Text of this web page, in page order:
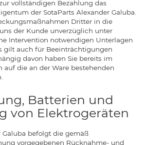
vollständigen Bezahlung das
der SotaParts Alexander Galuba.
Dritter in die
der Kunde unverzüglich unter
Intervention notwendigen Unterlagen
gilt auch für Beeinträchtigungen
davon haben Sie bereits im
auf die an der Ware bestehenden
Batterien und
von Elektrogeräten
Galuba befolgt die gemäß
vorgegebenen Rücknahme- und